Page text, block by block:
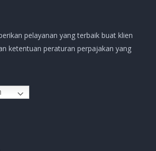
pelayanan yang terbaik buat klien
ketentuan peraturan perpajakan yang